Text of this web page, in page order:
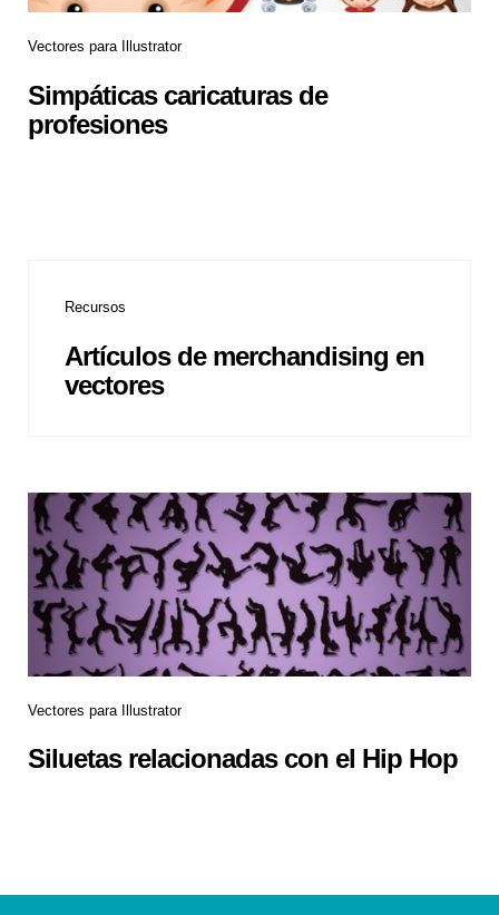
Vectores para Illustrator
Simpáticas caricaturas de
profesiones
Recursos
Artículos de merchandising en
vectores
Vectores para Illustrator
Siluetas relacionadas con el Hip Hop